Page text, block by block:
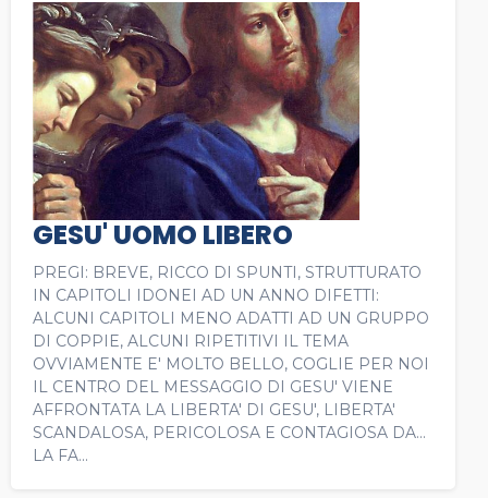
GESU' UOMO LIBERO
PREGI: BREVE, RICCO DI SPUNTI, STRUTTURATO
IN CAPITOLI IDONEI AD UN ANNO DIFETTI:
ALCUNI CAPITOLI MENO ADATTI AD UN GRUPPO
DI COPPIE, ALCUNI RIPETITIVI IL TEMA
OVVIAMENTE E' MOLTO BELLO, COGLIE PER NOI
IL CENTRO DEL MESSAGGIO DI GESU' VIENE
AFFRONTATA LA LIBERTA' DI GESU', LIBERTA'
SCANDALOSA, PERICOLOSA E CONTAGIOSA DA...
LA FA...